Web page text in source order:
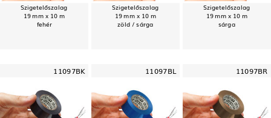
Szigetelőszalag
19 mm x 10 m
fehér
Szigetelőszalag
19 mm x 10 m
zöld / sárga
Szigetelőszalag
19 mm x 10 m
sárga
11097BK 11097BL 11097BR